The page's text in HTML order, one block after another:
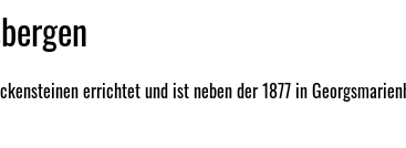
errichtet und ist neben der 1877 in